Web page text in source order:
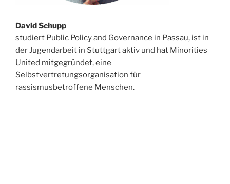
David Schupp
studiert Public Policy and Governance in Passau, ist in
der Jugendarbeit in Stuttgart aktiv und hat Minorities
United mitgegründet, eine
Selbstvertretungsorganisation für
rassismusbetroffene Menschen.